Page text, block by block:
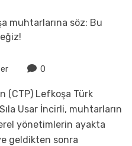
0
(CTP) Lefkoşa Türk
Usar İncirli, muhtarların
yönetimlerin ayakta
geldikten sonra